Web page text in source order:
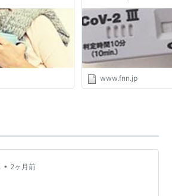
www.fnn.jp
• 2ヶ月前